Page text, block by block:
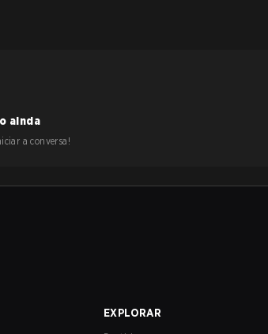
ainda
a conversa!
EXPLORAR